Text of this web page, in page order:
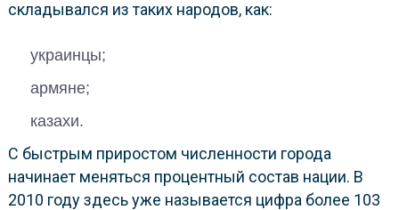
складывался из таких народов, как:
украинцы;
армяне;
казахи.
С быстрым приростом численности города
начинает меняться процентный состав нации. В
2010 году здесь уже называется цифра более 103